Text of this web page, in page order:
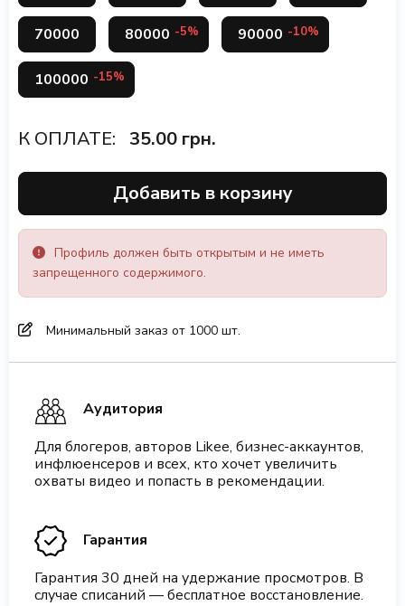
70000 80000 -5% 90000 -10%
100000 -15%
К ОПЛАТЕ: 35.00 грн.
Добавить в корзину
Профиль должен быть открытым и не иметь
запрещенного содержимого.
Минимальный заказ от 1000 шт.
Аудитория
Для блогеров, авторов Likee, бизнес-аккаунтов,
инфлюенсеров и всех, кто хочет увеличить
охваты видео и попасть в рекомендации.
Гарантия
Гарантия 30 дней на удержание просмотров. В
случае списаний — бесплатное восстановление.